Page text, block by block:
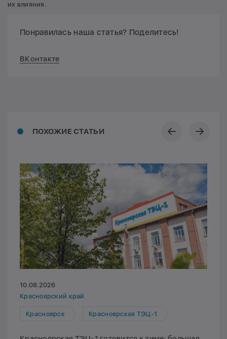
их влияния.
Понравилась наша статья? Поделитесь!
ВКонтакте
ПОХОЖИЕ СТАТЬИ
10.08.2026
Красноярский край
Красноярск Красноярская ТЭЦ-1